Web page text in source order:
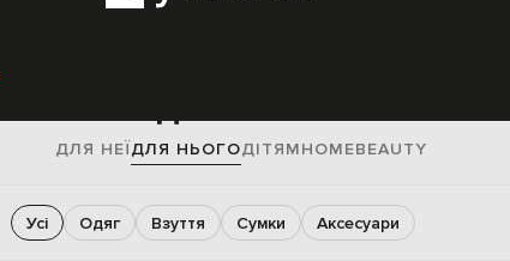
ДЛЯ НЕЇДЛЯ НЬОГОДІТЯМHOMEBEAUTY
Усі Одяг Взуття Сумки Аксесуари